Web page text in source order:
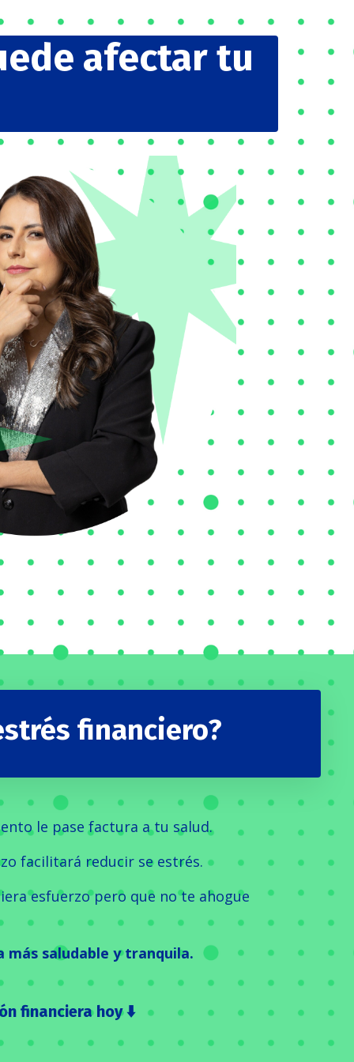
afectar tu
financiero?
le pase factura a tu salud.
facilitará reducir se estrés.
esfuerzo pero que no te ahogue
saludable y tranquila.
financiera hoy ⬇️